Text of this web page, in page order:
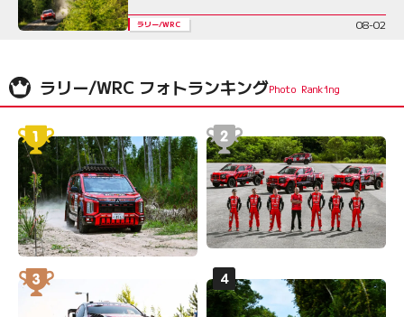
ラリー/WRC 08-02
ラリー/WRC フォトランキング